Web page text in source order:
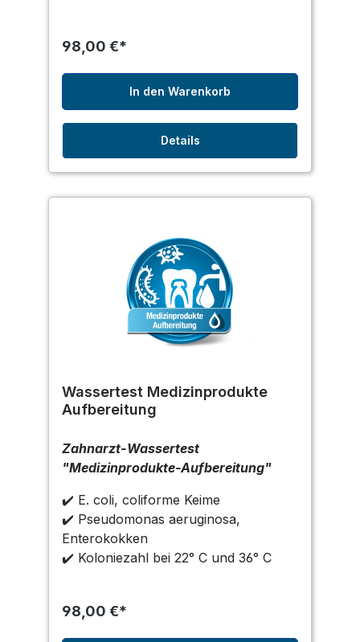
98,00 €*
In den Warenkorb
Details
Wassertest Medizinprodukte
Aufbereitung
Zahnarzt-Wassertest
"Medizinprodukte-Aufbereitung"
✔️ E. coli, coliforme Keime
✔️ Pseudomonas aeruginosa,
Enterokokken
✔️ Koloniezahl bei 22° C und 36° C
98,00 €*